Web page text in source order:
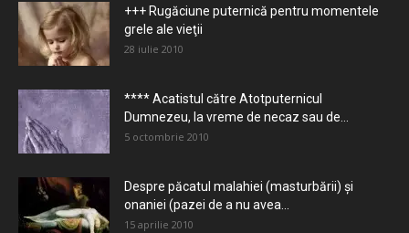
+++ Rugăciune puternică pentru momentele
grele ale vieţii
28 iulie 2010
**** Acatistul către Atotputernicul
Dumnezeu, la vreme de necaz sau de...
5 octombrie 2010
Despre păcatul malahiei (masturbării) şi
onaniei (pazei de a nu avea...
15 aprilie 2010